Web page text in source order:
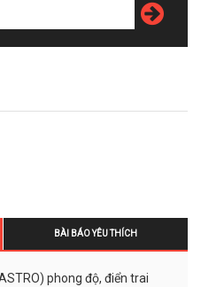
BÀI BÁO YÊU THÍCH
phong độ, điển trai